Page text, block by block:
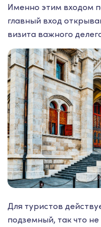
Именно этим входом
главный вход
визита важного
Для туристов
подземный, так что